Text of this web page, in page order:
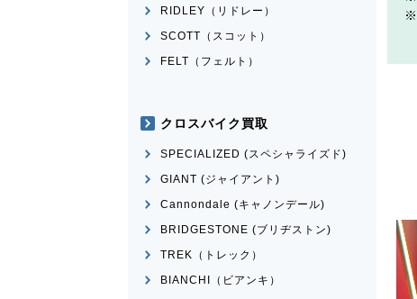
RIDLEY（リドレー）
SCOTT（スコット）
FELT（フェルト）
クロスバイク買取
SPECIALIZED (スペシャライズド)
GIANT (ジャイアント)
Cannondale (キャノンデール)
BRIDGESTONE (ブリヂストン)
TREK（トレック）
BIANCHI（ビアンキ）